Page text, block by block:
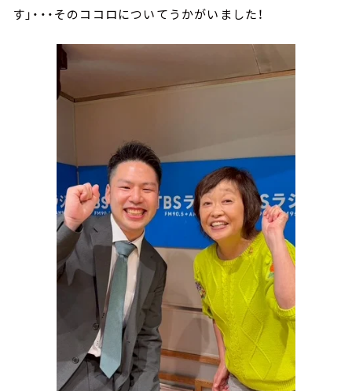
す」・・・そのココロについてうかがいました！